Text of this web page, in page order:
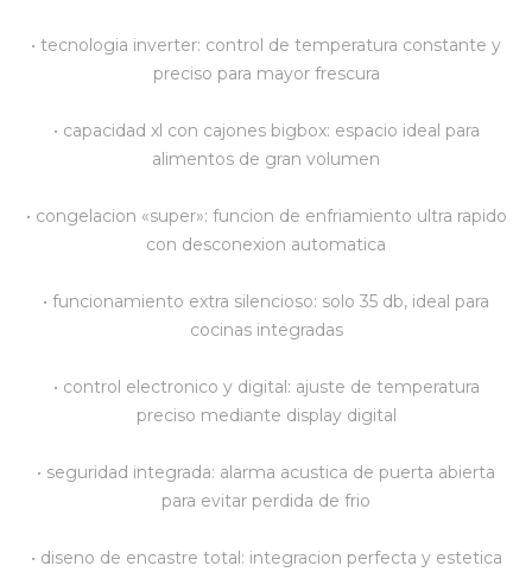
• tecnologia inverter: control de temperatura constante y
preciso para mayor frescura
• capacidad xl con cajones bigbox: espacio ideal para
alimentos de gran volumen
• congelacion «super»: funcion de enfriamiento ultra rapido
con desconexion automatica
• funcionamiento extra silencioso: solo 35 db, ideal para
cocinas integradas
• control electronico y digital: ajuste de temperatura
preciso mediante display digital
• seguridad integrada: alarma acustica de puerta abierta
para evitar perdida de frio
• diseno de encastre total: integracion perfecta y estetica
Gastronomía
Ferretería
Vestimenta y calzado